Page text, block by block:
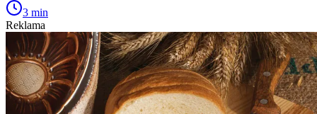
3 min
Reklama